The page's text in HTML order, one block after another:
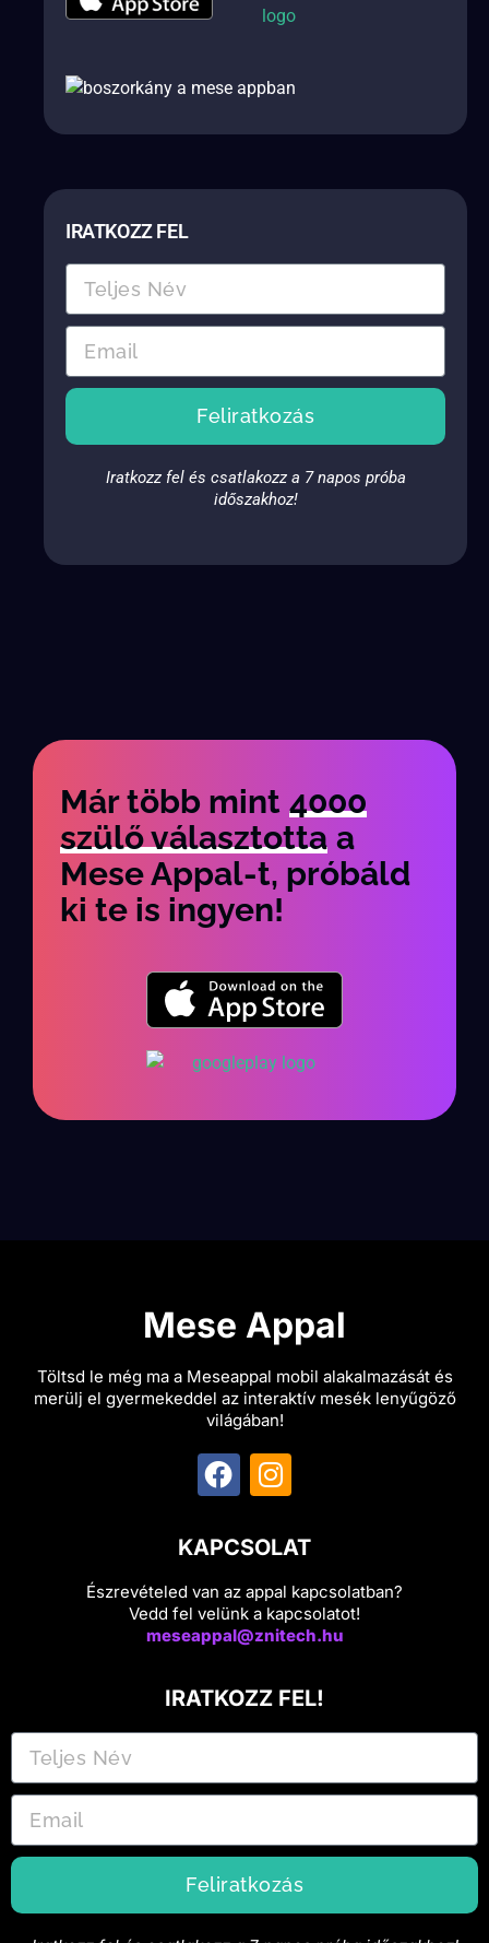
IRATKOZZ FEL
Feliratkozás
Iratkozz fel és csatlakozz a 7 napos próba
időszakhoz!
Már több mint 4000
szülő választotta a
Mese Appal-t, próbáld
ki te is ingyen!
Mese Appal
Töltsd le még ma a Meseappal mobil alakalmazását és
merülj el gyermekeddel az interaktív mesék lenyűgöző
világában!
KAPCSOLAT
Észrevételed van az appal kapcsolatban?
Vedd fel velünk a kapcsolatot!
meseappal@znitech.hu
IRATKOZZ FEL!
Feliratkozás